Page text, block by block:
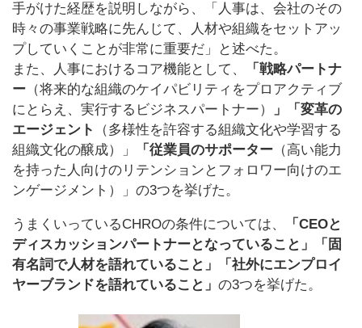
手がけた経歴を説明しながら、「人事は、会社のその
時々の事業戦略に先んじて、人材や組織をセットアッ
プしていくことが非常に重要だ」と述べた。
また、人事におけるコア機能として、
「戦略パートナ
ー （将来的な組織のケイパビリティをプロアクティブ
にとらえ、実行するビジネスパートナー）
」「変革の
エージェント
（多様性を許容する組織文化や学習する
組織文化の醸成）」
「従業員のサポーター （高い能力
を持った人向けのリテンションとフォロワー向けのエ
ンゲージメント）」の3つを挙げた。
うまくいっているCHROの条件については、
「CEOと
ディスカッションパートナーとなっていること」「固
有名詞で人材を語れていること」「社外にエンプロイ
ヤーブランドを語れていること」 の3つを挙げた。